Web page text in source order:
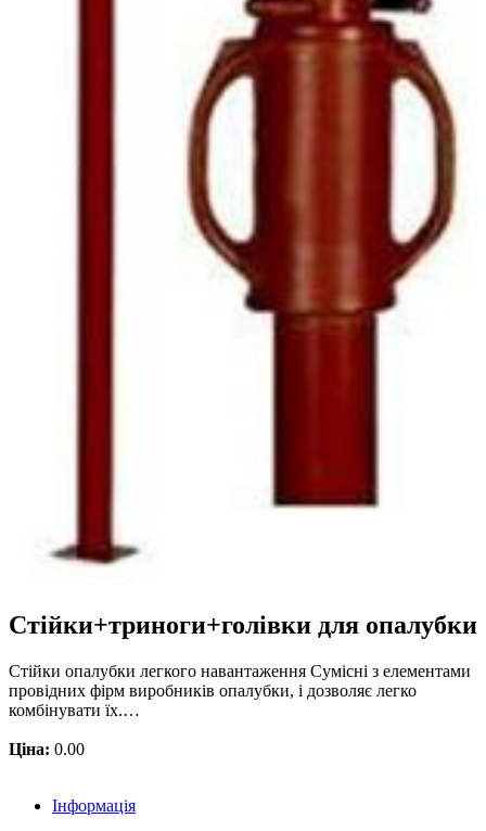
Стійки+триноги+голівки для опалубки
Стійки опалубки легкого навантаження Сумісні з елементами
провідних фірм виробників опалубки, і дозволяє легко
комбінувати їх.…
Ціна: 0.00
Інформація